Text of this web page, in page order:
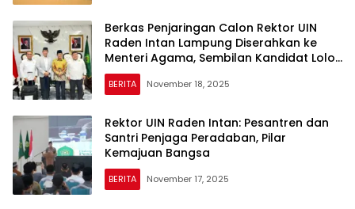
Berkas Penjaringan Calon Rektor UIN
Raden Intan Lampung Diserahkan ke
Menteri Agama, Sembilan Kandidat Lolos
Administratif dan Kualitatif
BERITA November 18, 2025
Rektor UIN Raden Intan: Pesantren dan
Santri Penjaga Peradaban, Pilar
Kemajuan Bangsa
BERITA November 17, 2025